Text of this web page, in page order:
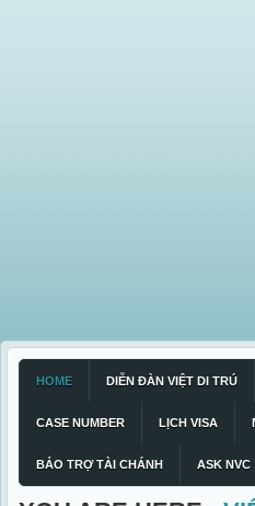
HOME DIỄN ĐÀN VIỆT DI TRÚ
CASE NUMBER LỊCH VISA
BẢO TRỢ TÀI CHÁNH ASK NVC